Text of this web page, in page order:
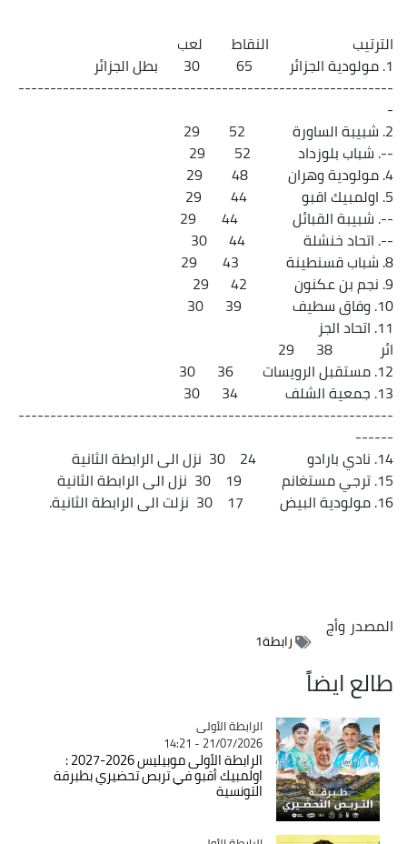
الترتيب النقاط لعب
-----------------------------------------------------------
--. شباب بلوزداد 52 29
--. شبيبة القبائل 44 29
--. اتحاد خنشلة 44 30
10. وفاق سطيف 39 30
11. اتحاد الجز
ائر 38 29
12. مستقبل الرويسات 36 30
13. جمعية الشلف 34 30
-----------------------------------------------------------
------
14. نادي بارادو 24 30 نزل الى الرابطة الثانية
15. ترجي مستغانم 19 30 نزل الى الرابطة الثانية
16. مولودية البيض 17 30 نزلت الى الرابطة الثانية.
المصدروأج
رابطة1
طالع ايضاً
Catégorie
الرابطة الأولى
21/07/2026 - 14:21
الرابطة الأولى موبيليس 2026-2027 :
اولمبيك أقبو في تربص تحضيري بطبرقة
التونسية